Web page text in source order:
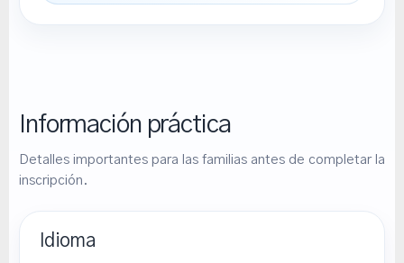
Información práctica
Detalles importantes para las familias antes de completar la
inscripción.
Idioma